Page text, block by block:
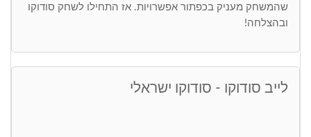
שהמשחק מעניק בכפתור אפשרויות. אז התחילו לשחק סודוקו
ובהצלחה!
לייב סודוקו - סודוקו ישראלי